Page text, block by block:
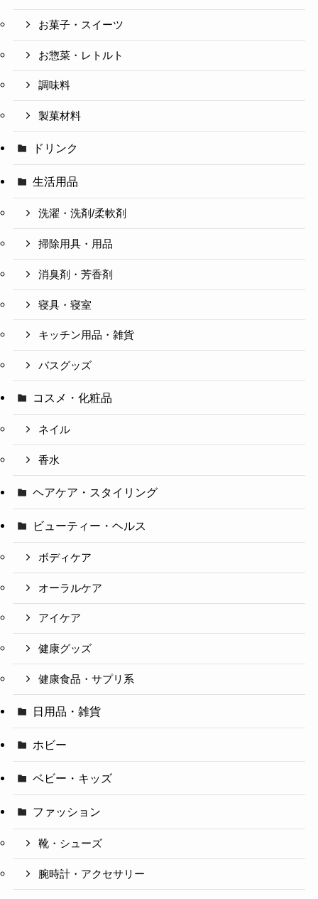
お菓子・スイーツ
お惣菜・レトルト
調味料
製菓材料
ドリンク
生活用品
洗濯・洗剤/柔軟剤
掃除用具・用品
消臭剤・芳香剤
寝具・寝室
キッチン用品・雑貨
バスグッズ
コスメ・化粧品
ネイル
香水
ヘアケア・スタイリング
ビューティー・ヘルス
ボディケア
オーラルケア
アイケア
健康グッズ
健康食品・サプリ系
日用品・雑貨
ホビー
ベビー・キッズ
ファッション
靴・シューズ
腕時計・アクセサリー